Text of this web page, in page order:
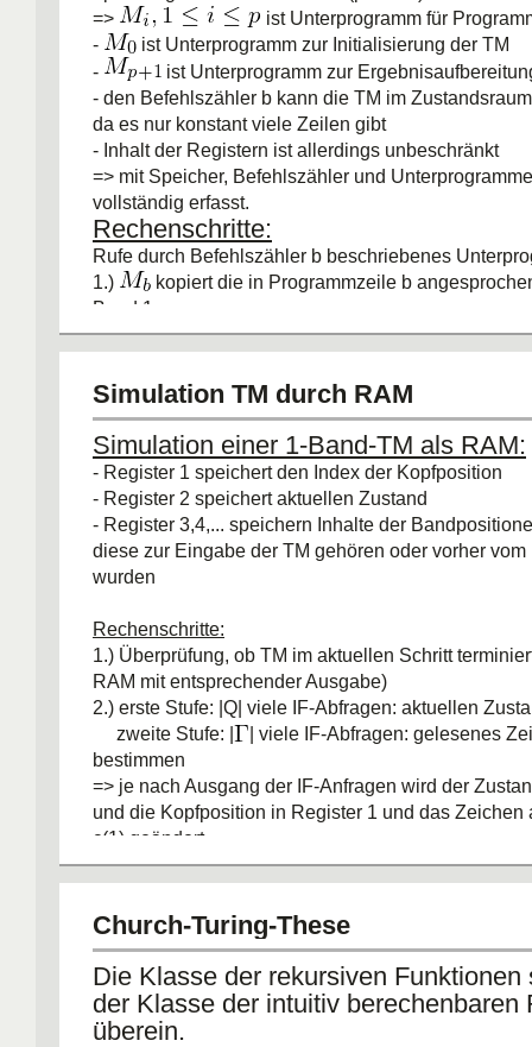
=>
ist Unterprogramm für
-
ist Unterprogramm zur Initialisierung der TM
-
ist Unterprogramm zur
- den Befehlszähler b kann die TM im
da es nur konstant viele Zeilen gibt
- Inhalt der Registern ist allerdings unbeschränkt
=> mit Speicher, Befehlszähler und
vollständig erfasst.
Rechenschritte:
Rufe durch Befehlszähler b beschriebenes
1.)
kopiert die in Programmzeile b
Band 1
2.) führt notwendige Operationen auf
Registers zurück auf Band 2
4.) aktualisiert Programmzähler
Laufzeit:Länge des Speicherinhalts auf Band 2 ist
beschränkt, weil die RAM für jedes neue Bit, das
mindestens eine Zeiteinheit benötigt. Initialisierung
Laufzeit der Unterprogramme ist polynomiell in
Bandinschrift auf Band 2 beschränkt, also in n+t(n).
ist also polynomiell in n+t(n) beschränkt.
Simulation TM durch RAM
Simulation einer 1-Band-TM als RAM:
- Register 1 speichert den Index der Kopfposition
- Register 2 speichert aktuellen Zustand
- Register 3,4,... speichern Inhalte der
diese zur Eingabe der TM gehören oder vorher vom
wurden
Rechenschritte:
1.) Überprüfung, ob TM im aktuellen Schritt
RAM mit entsprechender Ausgabe)
2.) erste Stufe: |Q| viele IF-Abfragen: aktuellen
zweite Stufe: |
| viele IF-Abfragen: gelesenes
bestimmen
=> je nach Ausgang der IF-Anfragen wird der
und die Kopfposition in Register 1 und das Zeichen
c(1) geändert
Laufzeit:
uniformes Kostenmaß: O(n+t(n))
logarithmisches Kostenmaß: Zustände in Zeichen
Kodierungslänge. Bandpos, die angesprochen
n+t(n) beschränkt. Kodierungslänge der Position ist
O(log(n+t(n)). Insgesamt also: O((t(n) + n)log(t(n) + n)
Church-Turing-These
Die Klasse der rekursiven Funktionen
der Klasse der intuitiv berechenbaren
überein.